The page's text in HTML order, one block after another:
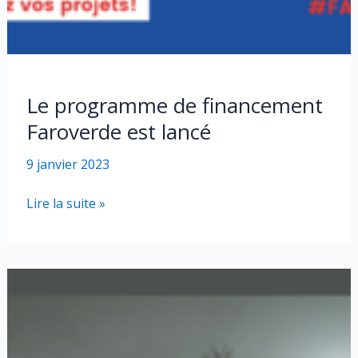
Le programme de financement
Faroverde est lancé
9 janvier 2023
Le
financement
Lire la suite »